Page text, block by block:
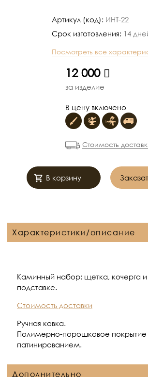
Артикул (код): ИНТ-22
Срок изготовления: 14
Посмотреть все
12 000
руб.
за изделие
В цену включено
Стоимость
В корзину
Характеристики/описание
Каминный набор: щетка, кочерга
подставке.
Стоимость доставки
Ручная ковка.
Полимерно-порошковое покрытие
патинированием.
Дополнительно